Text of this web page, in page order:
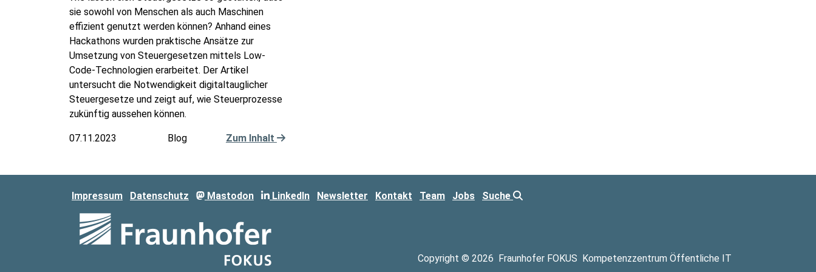
sie sowohl von Menschen als auch Maschinen
effizient genutzt werden können? Anhand eines
Hackathons wurden praktische Ansätze zur
Umsetzung von Steuergesetzen mittels Low-
Code-Technologien erarbeitet. Der Artikel
untersucht die Notwendigkeit digitaltauglicher
Steuergesetze und zeigt auf, wie Steuerprozesse
zukünftig aussehen können.
07.11.2023 Blog Zum Inhalt
Impressum Datenschutz Mastodon LinkedIn Newsletter Kontakt Team Jobs Suche
Copyright © 2026 Fraunhofer FOKUS Kompetenzzentrum Öffentliche IT